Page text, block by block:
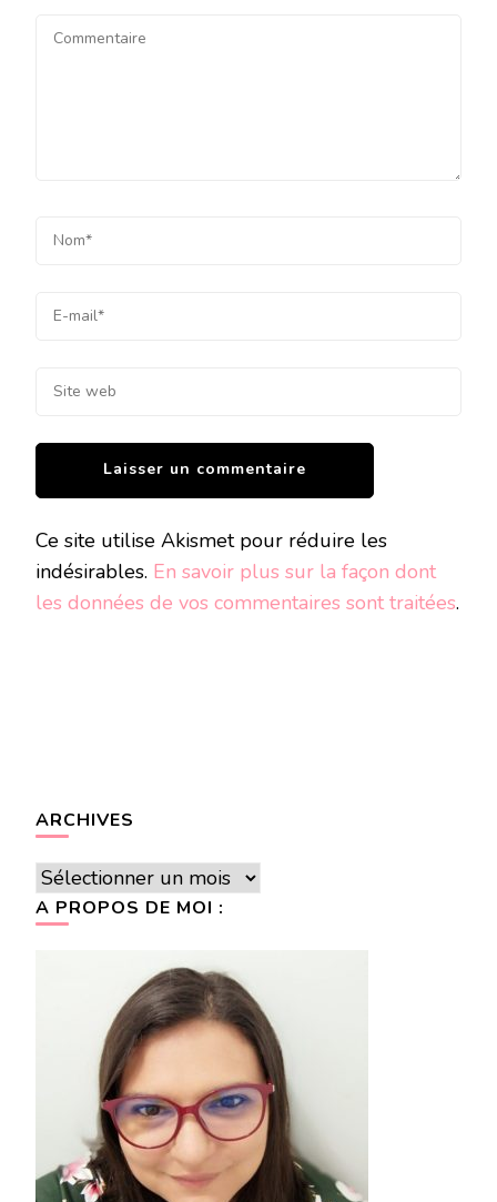
Ce site utilise Akismet pour réduire les
indésirables. En savoir plus sur la façon dont
les données de vos commentaires sont traitées.
ARCHIVES
Archives
A PROPOS DE MOI :